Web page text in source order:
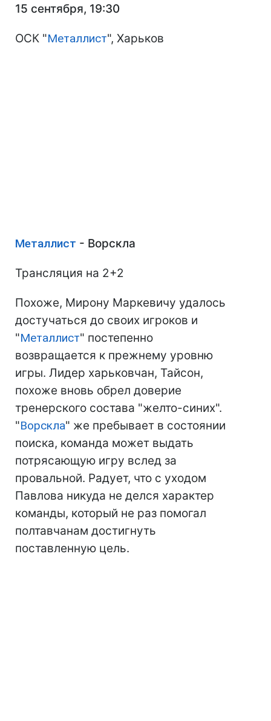
15 сентября, 19:30
ОСК "Металлист", Харьков
Металлист - Ворскла
Трансляция на 2+2
Похоже, Мирону Маркевичу удалось
достучаться до своих игроков и
"Металлист" постепенно
возвращается к прежнему уровню
игры. Лидер харьковчан, Тайсон,
похоже вновь обрел доверие
тренерского состава "желто-синих".
"Ворскла" же пребывает в состоянии
поиска, команда может выдать
потрясающую игру вслед за
провальной. Радует, что с уходом
Павлова никуда не делся характер
команды, который не раз помогал
полтавчанам достигнуть
поставленную цель.